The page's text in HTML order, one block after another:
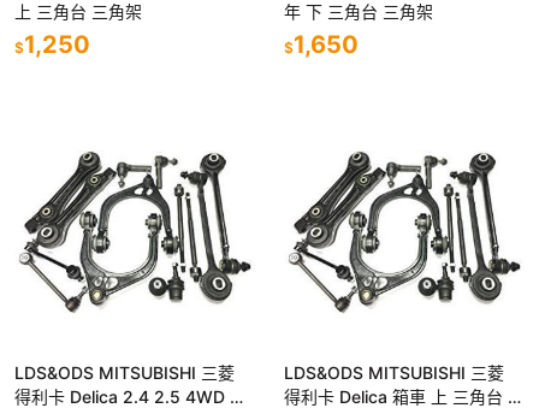
上 三角台 三角架
$1,250
年 下 三角台 三角架
$1,650
LDS&ODS MITSUBISHI 三菱
得利卡 Delica 2.4 2.5 4WD 箱
LDS&ODS MITSUBISHI 三菱
得利卡 Delica 箱車 上 三角台 三